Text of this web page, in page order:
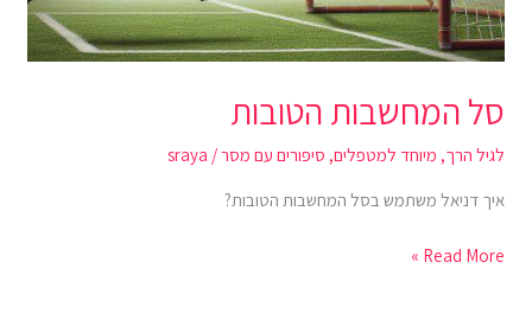
סל המחשבות הטובות
לגיל הרך, מיוחד למטפלים, סיפורים עם מסר/
sraya
איך דניאל משתמש בסל המחשבות הטובות?
Read More »